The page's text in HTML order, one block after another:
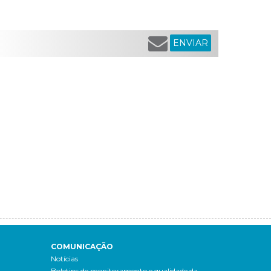
ENVIAR
COMUNICAÇÃO
Notícias